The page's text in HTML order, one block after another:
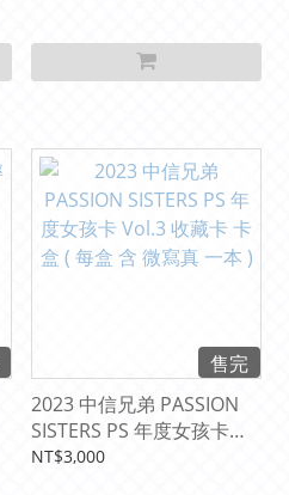
售完
2023 中信兄弟 PASSION
SISTERS PS 年度女孩卡
Vol.3 收藏卡 卡盒 ( 每盒 含
NT$3,000